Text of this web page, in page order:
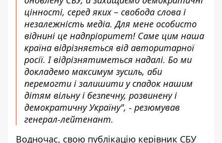
цінності, серед яких – свобода слова і
незалежність медіа. Для мене особисто
віднині це надпріоритет! Саме цим наша
країна відрізняється від авторитарної
росії. І відрізнятиметься надалі. Бо ми
докладемо максимум зусиль, аби
перемогти і залишити у спадок нашим
дітям вільну і безпечну, розвинену і
демократичну Україну", - резюмував
генерал-лейтенант.
Водночас, свою публікацію керівник СБУ